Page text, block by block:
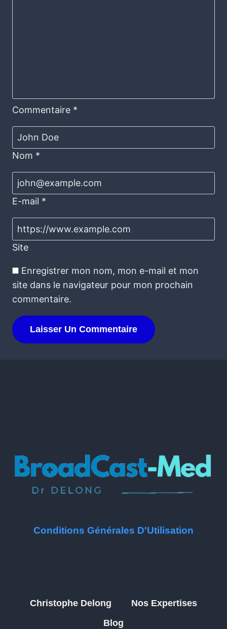
Commentaire *
Nom *
E-mail *
Site
Enregistrer mon nom, mon e-mail et mon
site dans le navigateur pour mon prochain
commentaire.
Conditions Générales D'Utilisation
Christophe Delong
Nos Expertises
Blog